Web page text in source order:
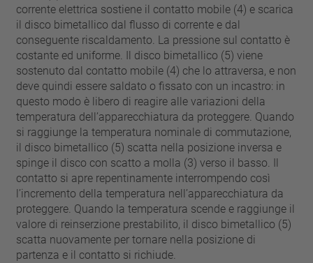
corrente elettrica sostiene il contatto mobile (4) e scarica
il disco bimetallico dal flusso di corrente e dal
conseguente riscaldamento. La pressione sul contatto è
costante ed uniforme. Il disco bimetallico (5) viene
sostenuto dal contatto mobile (4) che lo attraversa, e non
deve quindi essere saldato o fissato con un incastro: in
questo modo è libero di reagire alle variazioni della
temperatura dell’apparecchiatura da proteggere. Quando
si raggiunge la temperatura nominale di commutazione,
il disco bimetallico (5) scatta nella posizione inversa e
spinge il disco con scatto a molla (3) verso il basso. Il
contatto si apre repentinamente interrompendo così
l’incremento della temperatura nell’apparecchiatura da
proteggere. Quando la temperatura scende e raggiunge il
valore di reinserzione prestabilito, il disco bimetallico (5)
scatta nuovamente per tornare nella posizione di
partenza e il contatto si richiude.